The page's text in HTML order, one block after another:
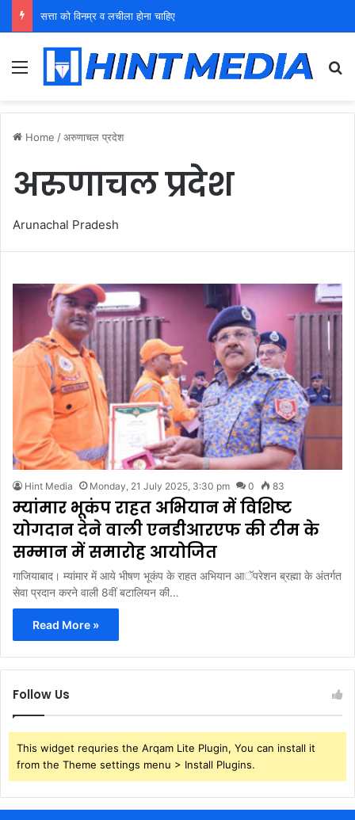
सत्ता को विनम्र व लचीला होना चाहिए
Menu
Home /अरुणाचल प्रदेश
अरुणाचल प्रदेश
Arunachal Pradesh
Hint Media Monday, 21 July 2025, 3:30 pm 0 83
म्यांमार भूकंप राहत अभियान में विशिष्ट
योगदान देने वाली एनडीआरएफ की टीम के
सम्मान में समारोह आयोजित
गाजियाबाद। म्यांमार में आये भीषण भूकंप के राहत अभियान आॅपरेशन ब्रह्मा के अंतर्गत
सेवा प्रदान करने वाली 8वीं बटालियन की…
Read More »
Follow Us
This widget requries the Arqam Lite Plugin, You can install it
from the Theme settings menu > Install Plugins.